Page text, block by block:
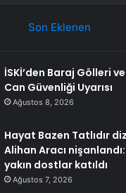
Son Eklenen
İSKİ’den Baraj Gölleri
Can Güvenliği Uyarısı
Ağustos 8, 2026
Hayat Bazen Tatlıdır
Alihan Aracı
yakın dostlar katıldı
Ağustos 7, 2026